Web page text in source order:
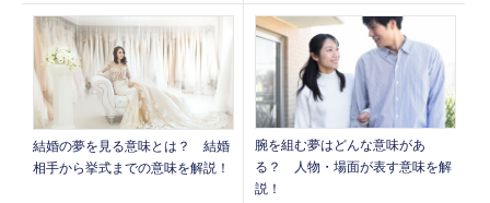
結婚の夢を見る意味とは？ 結婚
相手から挙式までの意味を解説！
腕を組む夢はどんな意味があ
る？ 人物・場面が表す意味を解
説！